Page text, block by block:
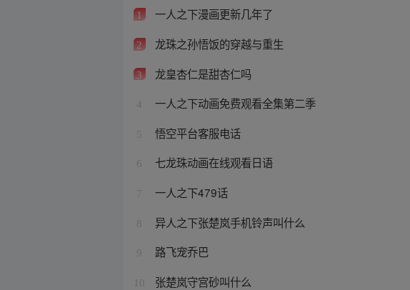
1 一人之下漫画更新几年了
2 龙珠之孙悟饭的穿越与重生
3 龙皇杏仁是甜杏仁吗
4 一人之下动画免费观看全集第二季
5 悟空平台客服电话
6 七龙珠动画在线观看日语
7 一人之下479话
8 异人之下张楚岚手机铃声叫什么
9 路飞宠乔巴
10 张楚岚守宫砂叫什么